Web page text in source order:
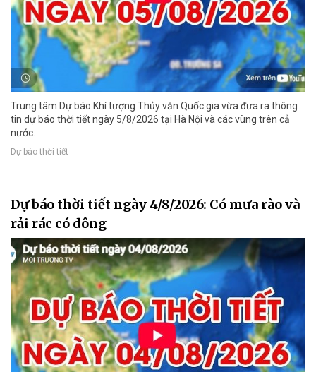
Trung tâm Dự báo Khí tượng Thủy văn Quốc gia vừa đưa ra thông
tin dự báo thời tiết ngày 5/8/2026 tại Hà Nội và các vùng trên cả
nước.
Dự báo thời tiết
Dự báo thời tiết ngày 4/8/2026: Có mưa rào và
rải rác có dông